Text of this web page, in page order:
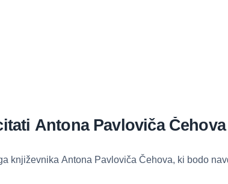
Antona Pavloviča Čehova
književnika Antona Pavloviča Čehova, ki bodo